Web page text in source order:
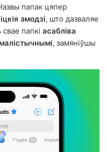
папак цяпер
эмодзі, што дазваляе
папкі асабліва
, замяніўшы